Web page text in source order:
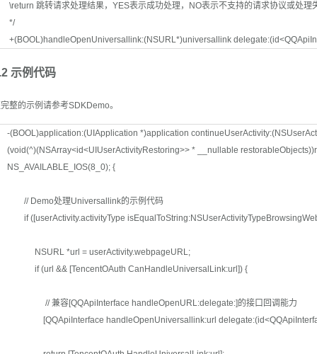
\return 跳转请求处理结果，YES表示成功处理，NO表示不支持的请求协议或处理
*/
+(BOOL)handleOpenUniversallink:(NSURL*)universallink
示例代码
整的示例请参考SDKDemo。
-(BOOL)application:(UIApplication *)application
(void(^)(NSArray<id<UIUserActivityRestoring>> * __nullable
NS_AVAILABLE_IOS(8_0); {
// Demo处理Universallink的示例代码
if ([userActivity.activityType
NSURL *url = userActivity.webpageURL;
if (url && [TencentOAuth CanHandleUniversalLink:url]) {
// 兼容[QQApiInterface handleOpenURL:delegate:]的接口回调能力
[QQApiInterface handleOpenUniversallink:url